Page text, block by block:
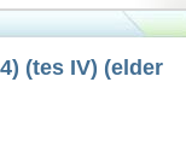
(tes IV) (elder